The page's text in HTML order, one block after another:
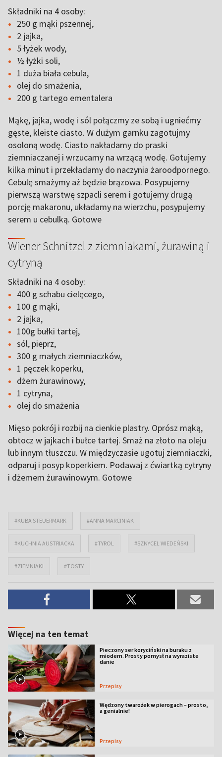
Składniki na 4 osoby:
250 g mąki pszennej,
2 jajka,
5 łyżek wody,
½ łyżki soli,
1 duża biała cebula,
olej do smażenia,
200 g tartego ementalera
Mąkę, jajka, wodę i sól połączmy ze sobą i ugniećmy
gęste, kleiste ciasto. W dużym garnku zagotujmy
osoloną wodę. Ciasto nakładamy do praski
ziemniaczanej i wrzucamy na wrzącą wodę. Gotujemy
kilka minut i przekładamy do naczynia żaroodpornego.
Cebulę smażymy aż będzie brązowa. Posypujemy
pierwszą warstwę szpacli serem i gotujemy drugą
porcję makaronu, układamy na wierzchu, posypujemy
serem u cebulką. Gotowe
Wiener Schnitzel z ziemniakami, żurawiną i
cytryną
Składniki na 4 osoby:
400 g schabu cielęcego,
100 g mąki,
2 jajka,
100g bułki tartej,
sól, pieprz,
300 g małych ziemniaczków,
1 pęczek koperku,
dżem żurawinowy,
1 cytryna,
olej do smażenia
Mięso pokrój i rozbij na cienkie plastry. Oprósz mąką,
obtocz w jajkach i bułce tartej. Smaż na złoto na oleju
lub innym tłuszczu. W międzyczasie ugotuj ziemniaczki,
odparuj i posyp koperkiem. Podawaj z ćwiartką cytryny
i dżemem żurawinowym. Gotowe
#KUBA STEUERMARK #ANNA MARCINIAK
#KUCHNIA AUSTRIACKA #TYROL #SZNYCEL WIEDEŃSKI
#ZIEMNIAKI #TOSTY
Więcej na ten temat
Pieczony ser koryciński na buraku z
miodem. Prosty pomysł na wyraziste
danie
Przepisy
Wędzony twarożek w pierogach – prosto,
a genialnie!
Przepisy